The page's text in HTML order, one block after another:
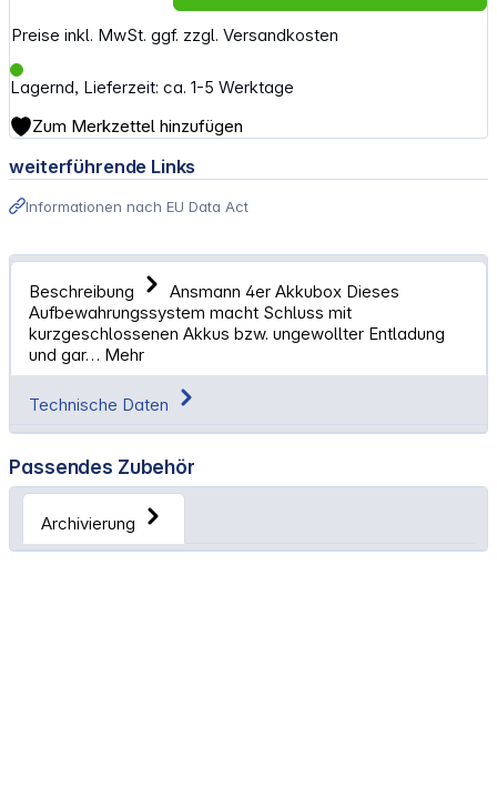
Preise inkl. MwSt. ggf. zzgl. Versandkosten
Lagernd, Lieferzeit: ca. 1-5 Werktage
Zum Merkzettel hinzufügen
weiterführende Links
Informationen nach EU Data Act
Beschreibung
Ansmann 4er Akkubox Dieses
Aufbewahrungssystem macht Schluss mit
kurzgeschlossenen Akkus bzw. ungewollter Entladung
und gar… Mehr
Technische Daten
Passendes Zubehör
Archivierung